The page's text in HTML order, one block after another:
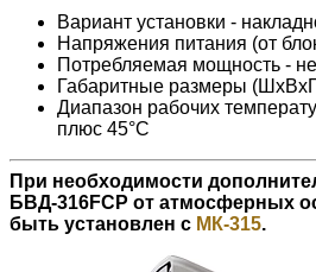
Вариант установки -
Напряжения питания (от
Потребляемая мощность -
Габаритные размеры
Диапазон рабочих
плюс 45°С
При необходимости
БВД-316FCP от атмосферных
быть установлен с МК-315.